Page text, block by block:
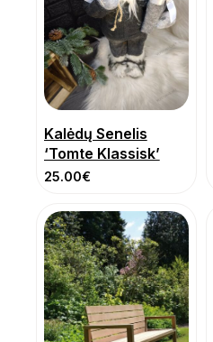
Kalėdų Senelis
‘Tomte Klassisk’
25.00€